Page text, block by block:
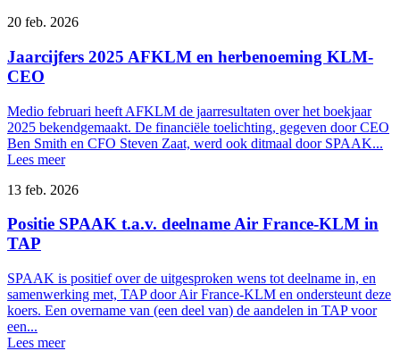
20 feb. 2026
Jaarcijfers 2025 AFKLM en herbenoeming KLM-
CEO
Medio februari heeft AFKLM de jaarresultaten over het boekjaar
2025 bekendgemaakt. De financiële toelichting, gegeven door CEO
Ben Smith en CFO Steven Zaat, werd ook ditmaal door SPAAK...
Lees meer
13 feb. 2026
Positie SPAAK t.a.v. deelname Air France-KLM in
TAP
SPAAK is positief over de uitgesproken wens tot deelname in, en
samenwerking met, TAP door Air France-KLM en ondersteunt deze
koers. Een overname van (een deel van) de aandelen in TAP voor
een...
Lees meer